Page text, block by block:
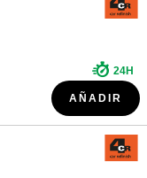
24H
AÑADIR